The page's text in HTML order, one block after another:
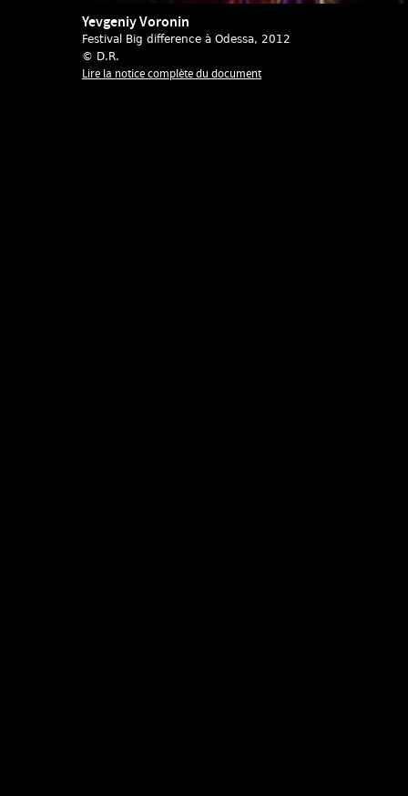
Yevgeniy Voronin
Festival Big difference à Odessa, 2012
© D.R.
Lire la notice complète du document